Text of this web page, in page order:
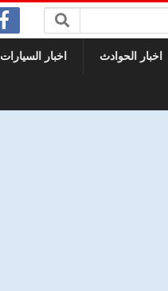
اخبار الحوادث اخبار السيارات